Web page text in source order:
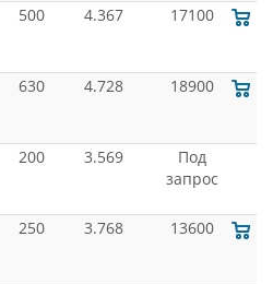
500 4.367 17100
630 4.728 18900
200 3.569
Под
запрос
250 3.768 13600